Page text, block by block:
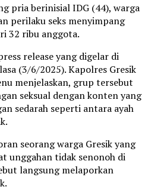
pria berinisial IDG (44), warga
perilaku seks menyimpang
32 ribu anggota.
release yang digelar di
(3/6/2025). Kapolres Gresik
menjelaskan, grup tersebut
seksual dengan konten yang
sedarah seperti antara ayah
seorang warga Gresik yang
unggahan tidak senonoh di
langsung melaporkan